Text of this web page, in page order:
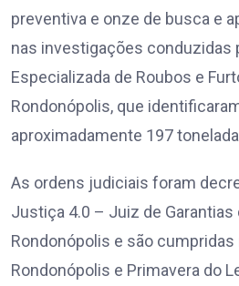
preventiva e onze de busca e
nas investigações conduzidas
Especializada de Roubos e
Rondonópolis, que
aproximadamente 197
As ordens judiciais foram
Justiça 4.0 – Juiz de Garantias
Rondonópolis e são
Rondonópolis e Primavera do